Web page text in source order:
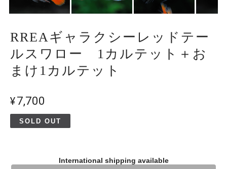
RREAギャラクシーレッドテー
ルスワロー 1カルテット＋お
まけ1カルテット
¥7,700
SOLD OUT
International shipping available